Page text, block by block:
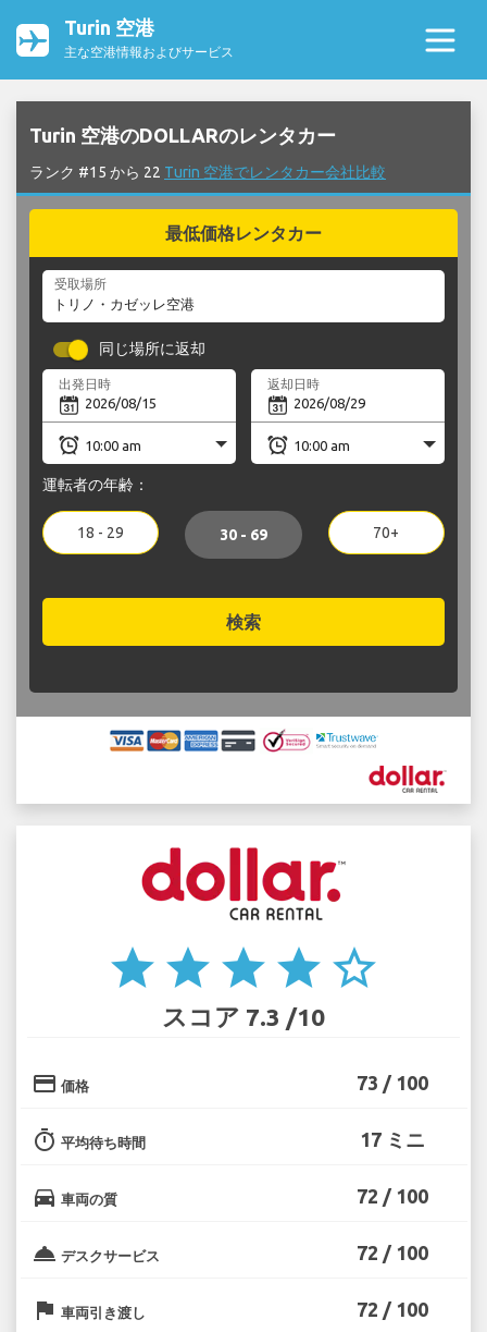
Turin 空港
主な空港情報およびサービス
Turin 空港のDOLLARのレンタカー
ランク #15 から 22 Turin 空港でレンタカー会社比較
最低価格レンタカー
受取場所
同じ場所に返却
出発日時 返却日時
運転者の年齢：
18 - 29 30 - 69 70+
検索
star star star star star_border
スコア 7.3 /10
credit_card 価格 73 / 100
timer 平均待ち時間 17 ミニ
directions_car 車両の質 72 / 100
room_service デスクサービス 72 / 100
flag 車両引き渡し 72 / 100